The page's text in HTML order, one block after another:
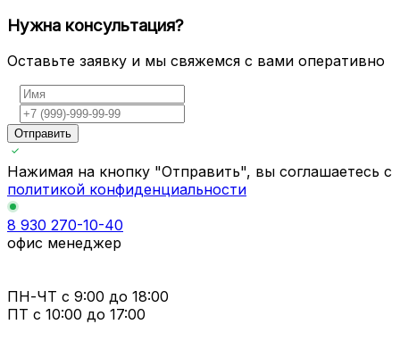
Нужна консультация?
Оставьте заявку и мы свяжемся с вами оперативно
Отправить
Нажимая на кнопку "Отправить", вы соглашаетесь с
политикой конфиденциальности
8 930 270-10-40
офис менеджер
ПН-ЧТ с 9:00 до 18:00
ПТ с 10:00 до 17:00